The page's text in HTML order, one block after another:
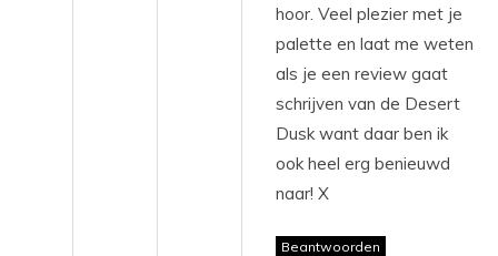
hoor. Veel plezier met je
palette en laat me weten
als je een review gaat
schrijven van de Desert
Dusk want daar ben ik
ook heel erg benieuwd
naar! X
Beantwoorden